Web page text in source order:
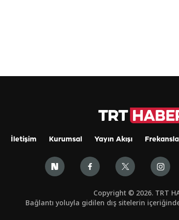
İletişim Kurumsal Yayın Akışı
Copyright © 2026. TRT
Bağlantı yoluyla gidilen dış sitelerin